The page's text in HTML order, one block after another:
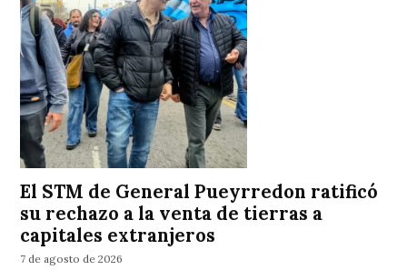
El STM de General Pueyrredon ratificó
su rechazo a la venta de tierras a
capitales extranjeros
7 de agosto de 2026